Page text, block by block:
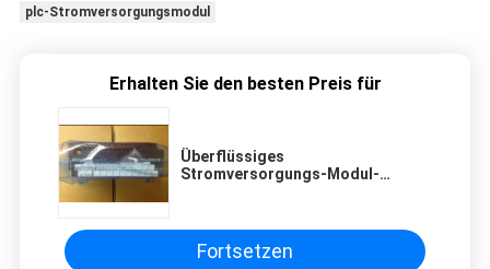
plc-Stromversorgungsmodul
Erhalten Sie den besten Preis für
Überflüssiges
Stromversorgungs-Modul-
Fortsetzen